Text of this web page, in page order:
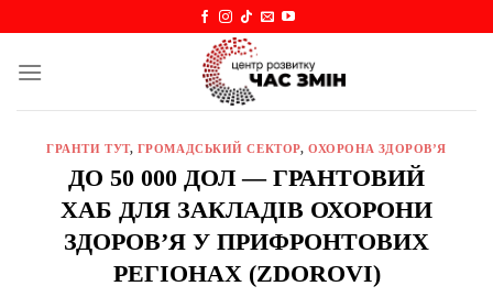
content
ГРАНТИ ТУТ, ГРОМАДСЬКИЙ СЕКТОР, ОХОРОНА ЗДОРОВ’Я
ДО 50 000 ДОЛ — ГРАНТОВИЙ
ХАБ ДЛЯ ЗАКЛАДІВ ОХОРОНИ
ЗДОРОВ’Я У ПРИФРОНТОВИХ
РЕГІОНАХ (ZDOROVI)